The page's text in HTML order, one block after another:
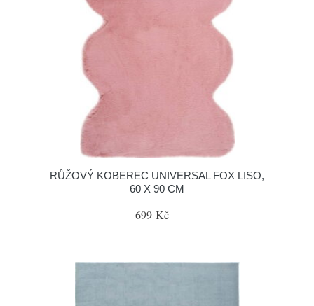
RŮŽOVÝ KOBEREC UNIVERSAL FOX LISO,
60 X 90 CM
699 Kč